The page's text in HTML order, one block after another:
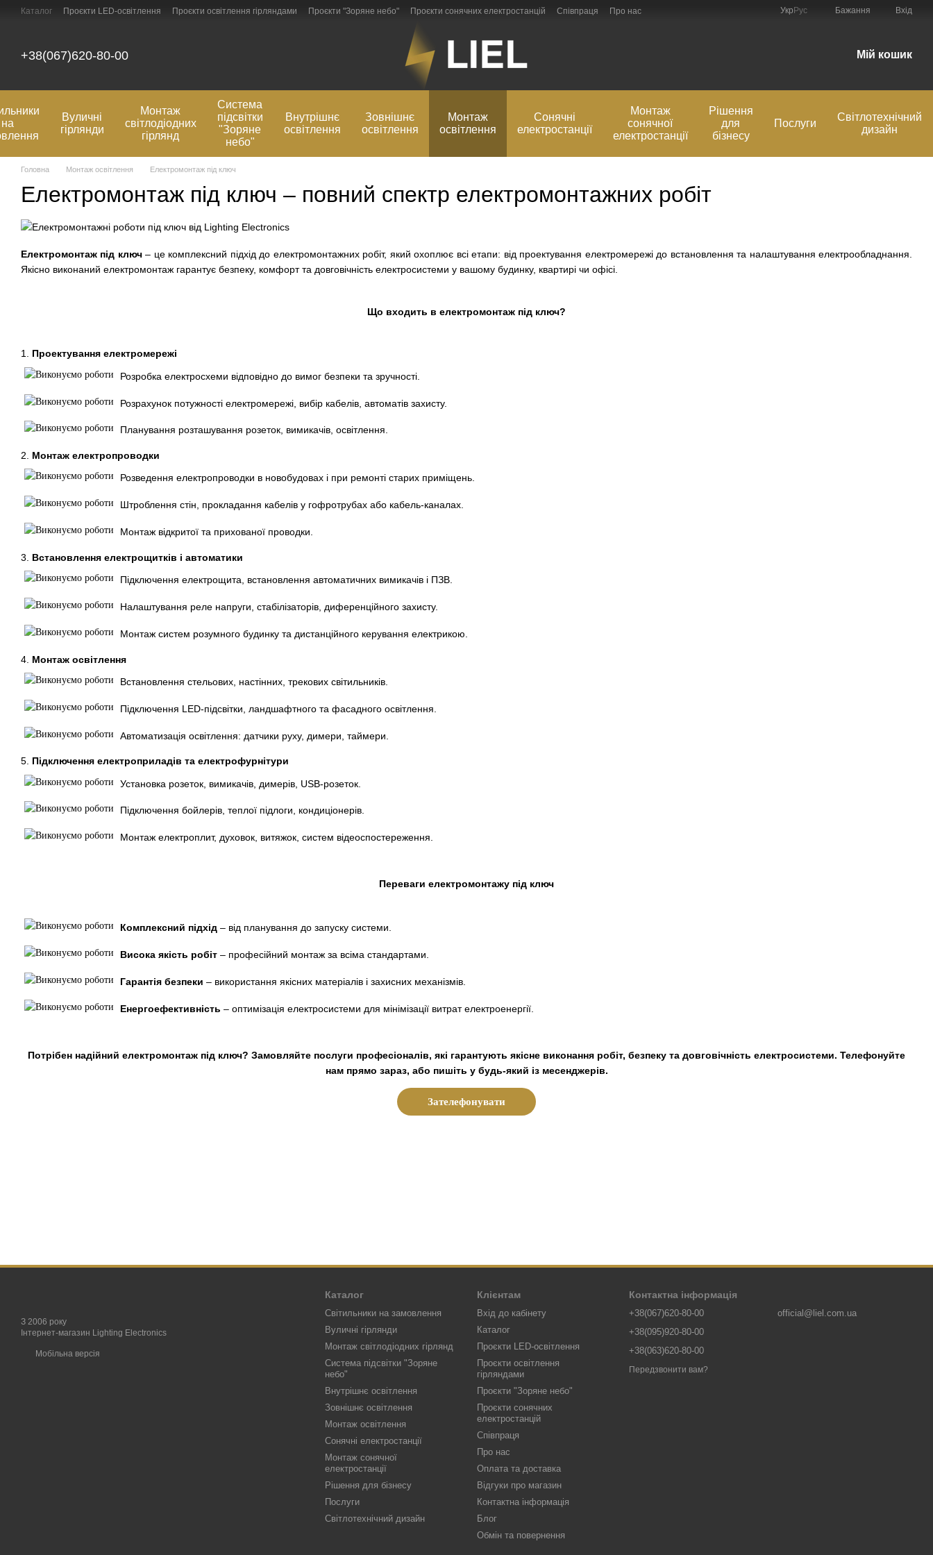
Перейти до основного контенту
Каталог Проєкти LED-освітлення Проєкти освітлення гірляндами Проєкти "Зоряне небо" Проєкти сонячних електростанцій Співпраця
Про нас
Укр Рус Бажання Вхід
+38(067)620-80-00 Мій кошик
на
Вуличні
гірлянди
Монтаж
світлодіодних
гірлянд
Система
підсвітки
"Зоряне
небо"
Внутрішнє
освітлення
Зовнішнє
освітлення
Монтаж
освітлення
Сонячні
електростанції
Монтаж
сонячної
електростанції
Рішення
для
бізнесу
Послуги
Світлотехнічний
дизайн
Головна Монтаж освітлення Електромонтаж під ключ
Електромонтаж під ключ – повний спектр електромонтажних робіт
Електромонтаж під ключ– це комплексний підхід до електромонтажних робіт, який охоплює всі етапи: від проектування електромережі до встановлення та налаштування електрообладнання.
Якісно виконаний електромонтаж гарантує безпеку, комфорт та довговічність електросистеми у вашому будинку, квартирі чи офісі.
Що входить в електромонтаж під ключ?
1. Проектування електромережі
Розробка електросхеми відповідно до вимог безпеки та зручності.
Розрахунок потужності електромережі, вибір кабелів, автоматів захисту.
Планування розташування розеток, вимикачів, освітлення.
2. Монтаж електропроводки
Розведення електропроводки в новобудовах і при ремонті старих приміщень.
Штроблення стін, прокладання кабелів у гофротрубах або кабель-каналах.
Монтаж відкритої та прихованої проводки.
3. Встановлення електрощитків і автоматики
Підключення електрощита, встановлення автоматичних вимикачів і ПЗВ.
Налаштування реле напруги, стабілізаторів, диференційного захисту.
Монтаж систем розумного будинку та дистанційного керування електрикою.
4. Монтаж освітлення
Встановлення стельових, настінних, трекових світильників.
Підключення LED-підсвітки, ландшафтного та фасадного освітлення.
Автоматизація освітлення: датчики руху, димери, таймери.
5. Підключення електроприладів та електрофурнітури
Установка розеток, вимикачів, димерів, USB-розеток.
Підключення бойлерів, теплої підлоги, кондиціонерів.
Монтаж електроплит, духовок, витяжок, систем відеоспостереження.
Переваги електромонтажу під ключ
Комплексний підхід – від планування до запуску системи.
Висока якість робіт – професійний монтаж за всіма стандартами.
Гарантія безпеки – використання якісних матеріалів і захисних механізмів.
Енергоефективність – оптимізація електросистеми для мінімізації витрат електроенергії.
Потрібен надійний електромонтаж під ключ? Замовляйте послуги професіоналів, які гарантують якісне виконання робіт, безпеку та довговічність електросистеми. Телефонуйте
нам прямо зараз, або пишіть у будь-який із месенджерів.
Зателефонувати
З 2006 року
Інтернет-магазин Lighting Electronics
Мобільна версія
Каталог
Світильники на замовлення
Вуличні гірлянди
Монтаж світлодіодних гірлянд
Система підсвітки "Зоряне
небо"
Внутрішнє освітлення
Зовнішнє освітлення
Монтаж освітлення
Сонячні електростанції
Монтаж сонячної
електростанції
Рішення для бізнесу
Послуги
Світлотехнічний дизайн
Клієнтам
Вхід до кабінету
Каталог
Проєкти LED-освітлення
Проєкти освітлення
гірляндами
Проєкти "Зоряне небо"
Проєкти сонячних
електростанцій
Співпраця
Про нас
Оплата та доставка
Відгуки про магазин
Контактна інформація
Блог
Обмін та повернення
Контактна інформація
+38(067)620-80-00
+38(095)920-80-00
+38(063)620-80-00
Передзвонити вам?
official@liel.com.ua